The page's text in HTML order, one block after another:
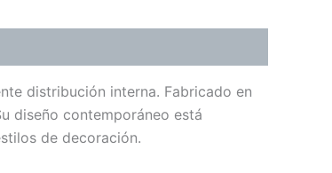
distribución interna. Fabricado en
diseño contemporáneo está
de decoración.